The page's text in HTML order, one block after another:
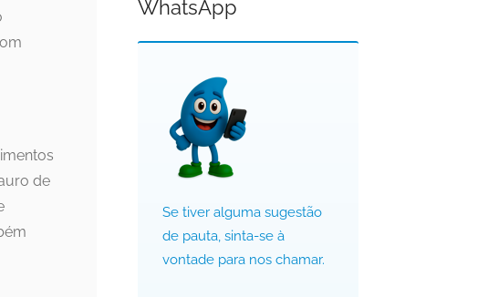
de
WhatsApp
Se tiver alguma sugestão
de pauta, sinta-se à
vontade para nos chamar.